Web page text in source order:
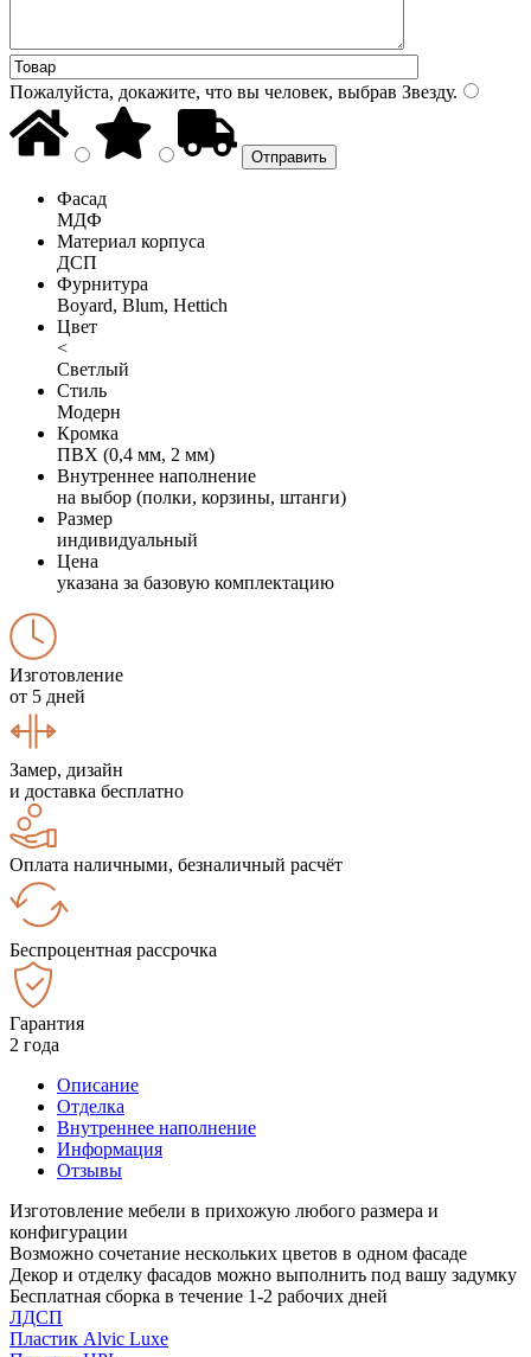
Пожалуйста, докажите, что вы человек, выбрав Звезду.
Фасад
МДФ
Материал корпуса
ДСП
Фурнитура
Boyard, Blum, Hettich
Цвет
<
Светлый
Стиль
Модерн
Кромка
ПВХ (0,4 мм, 2 мм)
Внутреннее наполнение
на выбор (полки, корзины, штанги)
Размер
индивидуальный
Цена
указана за базовую комплектацию
Изготовление
от 5 дней
Замер, дизайн
и доставка бесплатно
Оплата наличными, безналичный расчёт
Беспроцентная рассрочка
Гарантия
2 года
Описание
Отделка
Внутреннее наполнение
Информация
Отзывы
Изготовление мебели в прихожую любого размера и
конфигурации
Возможно сочетание нескольких цветов в одном фасаде
Декор и отделку фасадов можно выполнить под вашу задумку
Бесплатная сборка в течение 1-2 рабочих дней
ЛДСП
Пластик Alvic Luxe